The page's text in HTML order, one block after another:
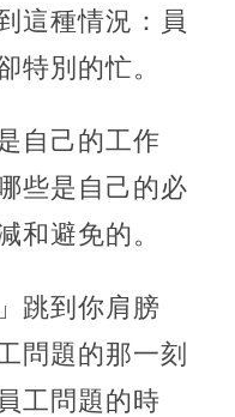
這種情況：員
特別的忙。
自己的工作
些是自己的必
和避免的。
跳到你肩膀
問題的那一刻
工問題的時